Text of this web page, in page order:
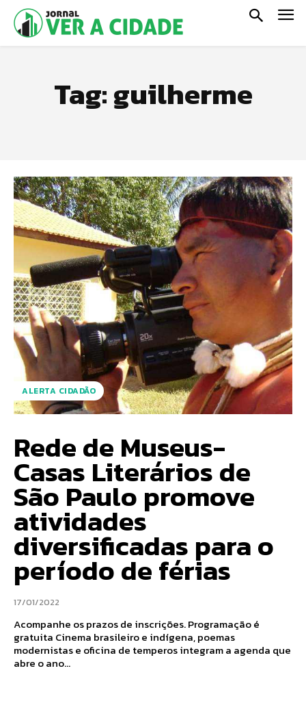
Tag:guilherme
ALERTA CIDADÃO
Rede de Museus-
Casas Literários de
São Paulo promove
atividades
diversificadas para o
período de férias
17/01/2022
Acompanhe os prazos de inscrições. Programação é
gratuita Cinema brasileiro e indígena, poemas
modernistas e oficina de temperos integram a agenda que
abre o ano...